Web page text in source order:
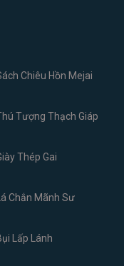
Chiêu Hồn Mejai
Tượng Thạch Giáp
Thép Gai
Lá Chắn Mãnh Sư
Lấp Lánh